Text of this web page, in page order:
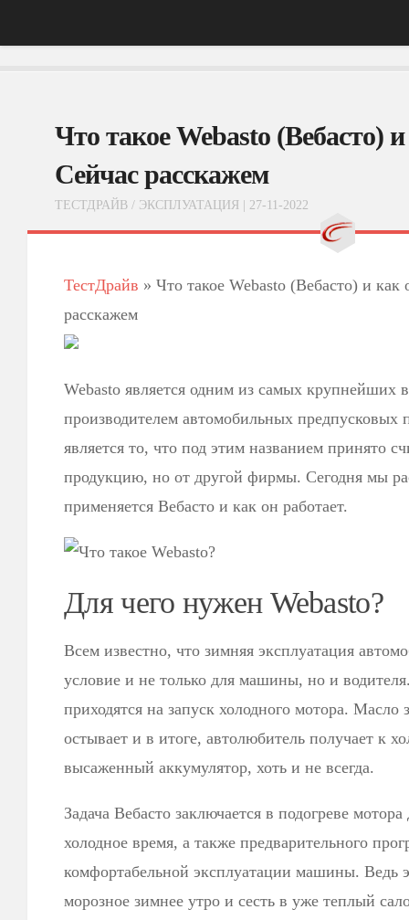
АвтоНовости
Тест-Драйв
ФотоОбзоры
ВидеоОбзоры
Что такое Webasto (Вебасто)
Сейчас расскажем
ТЕСТДРАЙВ / ЭКСПЛУАТАЦИЯ | 27-11-2022
ТестДрайв » Что такое Webasto (Вебасто) и как
расскажем
Webasto является одним из самых крупнейших
производителем автомобильных предпусковых
является то, что под этим названием принято
продукцию, но от другой фирмы. Сегодня мы
применяется Вебасто и как он работает.
Для чего нужен Webasto?
Всем известно, что зимняя эксплуатация
условие и не только для машины, но и
приходятся на запуск холодного мотора. Масло
остывает и в итоге, автолюбитель получает к
высаженный аккумулятор, хоть и не всегда.
Задача Вебасто заключается в подогреве
холодное время, а также предварительного
комфортабельной эксплуатации машины.
морозное зимнее утро и сесть в уже теплый